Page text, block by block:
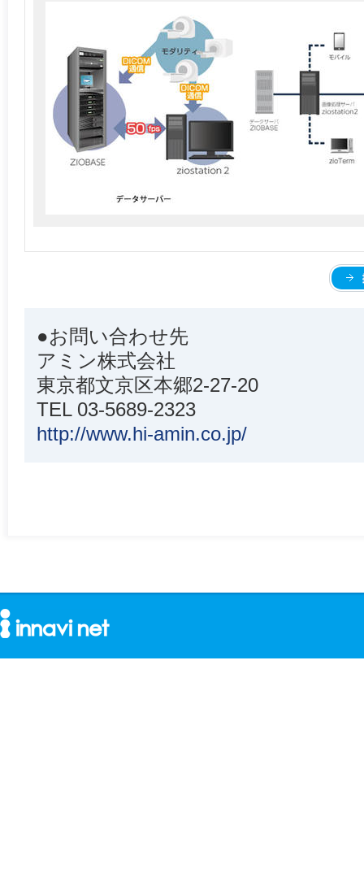
●お問い合わせ先
アミン株式会社
東京都文京区本郷2-27-20
TEL 03-5689-2323
http://www.hi-amin.co.jp/